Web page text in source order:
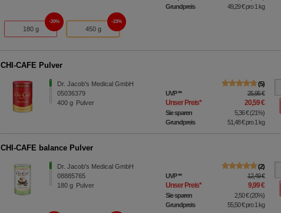
Grundpreis
49,29 €pro 1 kg
180 g
20%
450 g
23%
CHI-CAFE Pulver
Dr. Jacob's Medical GmbH
05036379
400g Pulver
5
UVP** 25,95 €
Unser Preis* 20,59 €
Sie sparen 5,36 €(21%)
Grundpreis
51,48 €pro 1 kg
CHI-CAFE balance Pulver
Dr. Jacob's Medical GmbH
08885765
180g Pulver
2
UVP** 12,49 €
Unser Preis* 9,99 €
Sie sparen 2,50 €(20%)
Grundpreis
55,50 €pro 1 kg